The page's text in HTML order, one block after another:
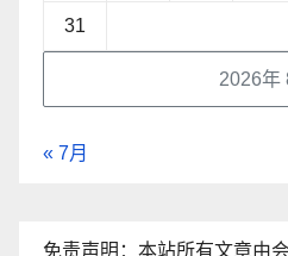
2026年
31
« 7月
免责声明：本站所有文章由